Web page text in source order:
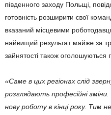
південного заходу Польщі,
готовність розширити свої
вказаний місцевими
найвищий результат майже за
зайнятості також
«Саме в цих регіонах слід
розглядають професійні
нову роботу в кінці року. Тим